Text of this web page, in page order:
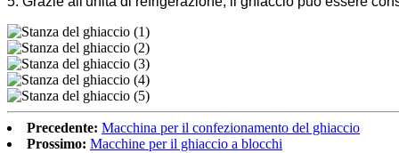
Precedente: Macchina per il confezionamento del ghiaccio
Prossimo: Macchine per il ghiaccio a blocchi